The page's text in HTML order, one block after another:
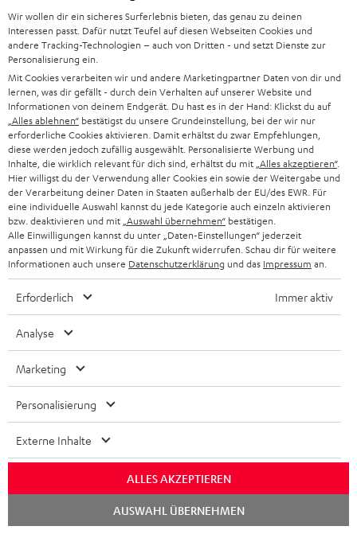
HDR10+ für eine überragende
Bildqualität mit lebensechten
Kontrasten und Farben
179, € 99, €
Lieferumfang
DEFINION 3 + DENON DRA-800H
2 × Stand-Lautsprecher DEF 3 F – Weiß / Schwarz
1 × DENON DRA-800H – Schwarz
1 × Fernbedienung RC-1235 für DENON DRA-800H – Schwarz
1 × Stromkabel – Schwarz
1 × 15 m Lautsprecherkabel C4515S – Weiß
2 × Bananenstecker C8502P (Paar) – Schwarz / Rot
4 × Satelliten Spike – Titan
Downloads und Service
Konformitätserklärung: Stand-Lautsprecher DEF 3 F
Wir wollen dir ein sicheres Surferlebnis bieten, das genau zu deinen
Interessen passt. Dafür nutzt Teufel auf diesen Webseiten Cookies und
andere Tracking-Technologien – auch von Dritten - und setzt Dienste zur
Personalisierung ein.
Mit Cookies verarbeiten wir und andere Marketingpartner Daten von dir und
lernen, was dir gefällt - durch dein Verhalten auf unserer Website und
Informationen von deinem Endgerät. Du hast es in der Hand: Klickst du auf
„Alles ablehnen“ bestätigst du unsere Grundeinstellung, bei der wir nur
erforderliche Cookies aktivieren. Damit erhältst du zwar Empfehlungen,
diese werden jedoch zufällig ausgewählt. Personalisierte Werbung und
Inhalte, die wirklich relevant für dich sind, erhältst du mit „Alles akzeptieren“.
Hier willigst du der Verwendung aller Cookies ein sowie der Weitergabe und
der Verarbeitung deiner Daten in Staaten außerhalb der EU/des EWR. Für
eine individuelle Auswahl kannst du jede Kategorie auch einzeln aktivieren
bzw. deaktivieren und mit „Auswahl übernehmen“ bestätigen.
Alle Einwilligungen kannst du unter „Daten-Einstellungen“ jederzeit
anpassen und mit Wirkung für die Zukunft widerrufen. Schau dir für weitere
Informationen auch unsere Datenschutzerklärung und das Impressum an.
Erforderlich Immer aktiv
Analyse
Marketing
Personalisierung
Externe Inhalte
ALLES AKZEPTIEREN
AUSWAHL ÜBERNEHMEN